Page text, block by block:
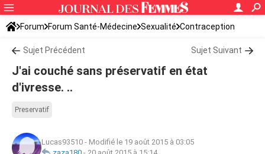
Forum Forum Santé-Médecine Sexualité Contraception
Sujet Précédent Sujet Suivant
J'ai couché sans préservatif en état
d'ivresse. ..
Preservatif
Lucas93510 - Modifié le 19 août 2015 à 03:05